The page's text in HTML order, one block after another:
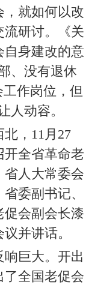
，就如何以改
流研讨。《关
自身建改的意
、没有退休
作岗位，但
人动容。
，11月27
开全省革命老
省人大常委会
委副书记、
促会副会长漆
并讲话。
巨大。开出
了全国老促会